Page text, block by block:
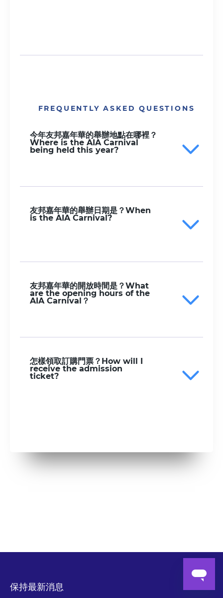
FREQUENTLY ASKED QUESTIONS
今年友邦嘉年華的舉辦地點在哪裡？
Where is the AIA Carnival
being held this year?
友邦嘉年華的舉辦日期是？When
is the AIA Carnival?
友邦嘉年華的開放時間是？What
are the opening hours of the
AIA Carnival？
怎樣領取訂購門票？How will I
receive the admission
ticket?
保持最新消息